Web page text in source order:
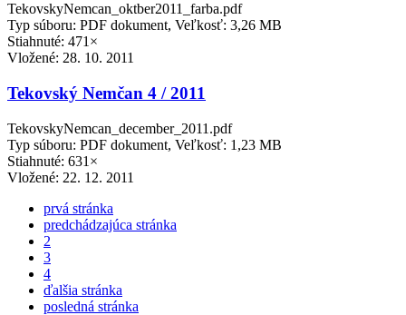
TekovskyNemcan_oktber2011_farba.pdf
Typ súboru: PDF dokument, Veľkosť: 3,26 MB
Stiahnuté: 471×
Vložené: 28. 10. 2011
Tekovský Nemčan 4 / 2011
TekovskyNemcan_december_2011.pdf
Typ súboru: PDF dokument, Veľkosť: 1,23 MB
Stiahnuté: 631×
Vložené: 22. 12. 2011
prvá stránka
predchádzajúca stránka
2
3
4
ďalšia stránka
posledná stránka